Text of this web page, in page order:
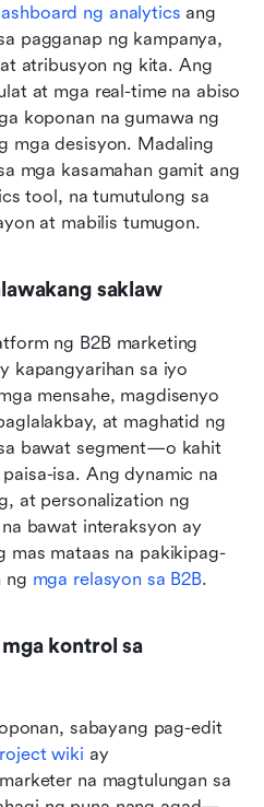
ng analytics ang
pagganap ng kampanya,
atribusyon ng kita. Ang
at mga real-time na abiso
koponan na gumawa ng
mga desisyon. Madaling
mga kasamahan gamit ang
tool, na tumutulong sa
at mabilis tumugon.
saklaw
ng B2B marketing
kapangyarihan sa iyo
mensahe, magdisenyo
at maghatid ng
bawat segment—o kahit
isa. Ang dynamic na
at personalization ng
bawat interaksyon ay
mas mataas na pakikipag-
ng mga relasyon sa B2B.
kontrol sa
sabayang pag-edit
wiki ay
na magtulungan sa